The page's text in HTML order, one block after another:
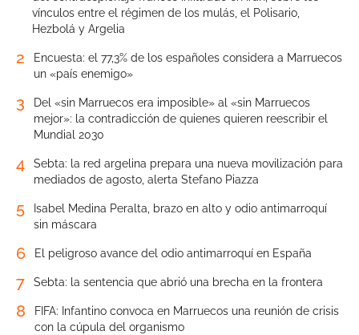
vínculos entre el régimen de los mulás, el Polisario,
Hezbolá y Argelia
2
Encuesta: el 77,3% de los españoles considera a Marruecos
un «país enemigo»
3
Del «sin Marruecos era imposible» al «sin Marruecos
mejor»: la contradicción de quienes quieren reescribir el
Mundial 2030
4
Sebta: la red argelina prepara una nueva movilización para
mediados de agosto, alerta Stefano Piazza
5
Isabel Medina Peralta, brazo en alto y odio antimarroquí
sin máscara
6 El peligroso avance del odio antimarroquí en España
7 Sebta: la sentencia que abrió una brecha en la frontera
8
FIFA: Infantino convoca en Marruecos una reunión de crisis
con la cúpula del organismo